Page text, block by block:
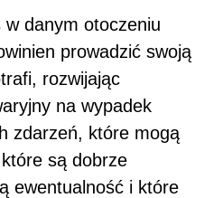
danym otoczeniu
prowadzić swoją
rozwijając
na wypadek
zdarzeń, które mogą
są dobrze
ewentualność i które